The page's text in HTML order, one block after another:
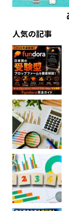
人気の記事